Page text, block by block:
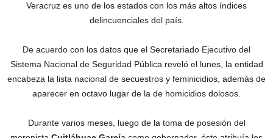
Veracruz es uno de los estados con los más altos índices
delincuenciales del país.
De acuerdo con los datos que el Secretariado Ejecutivo del
Sistema Nacional de Seguridad Pública reveló el lunes, la entidad
encabeza la lista nacional de secuestros y feminicidios, además de
aparecer en octavo lugar de la de homicidios dolosos.
Durante varios meses, luego de la toma de posesión del